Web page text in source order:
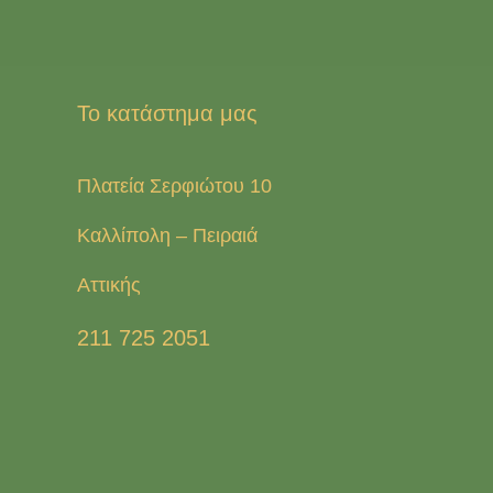
Το κατάστημα μας
Πλατεία Σερφιώτου 10
Καλλίπολη – Πειραιά
Αττικής
211 725 2051